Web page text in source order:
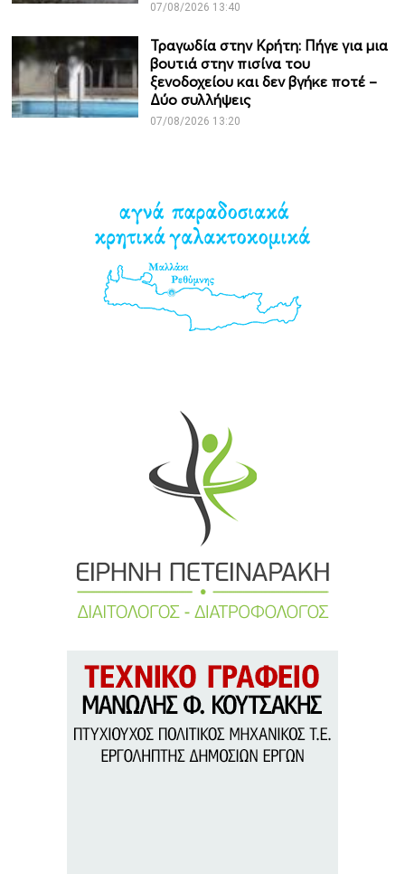
07/08/2026 13:40
Τραγωδία στην Κρήτη: Πήγε για μια
βουτιά στην πισίνα του
ξενοδοχείου και δεν βγήκε ποτέ –
Δύο συλλήψεις
07/08/2026 13:20